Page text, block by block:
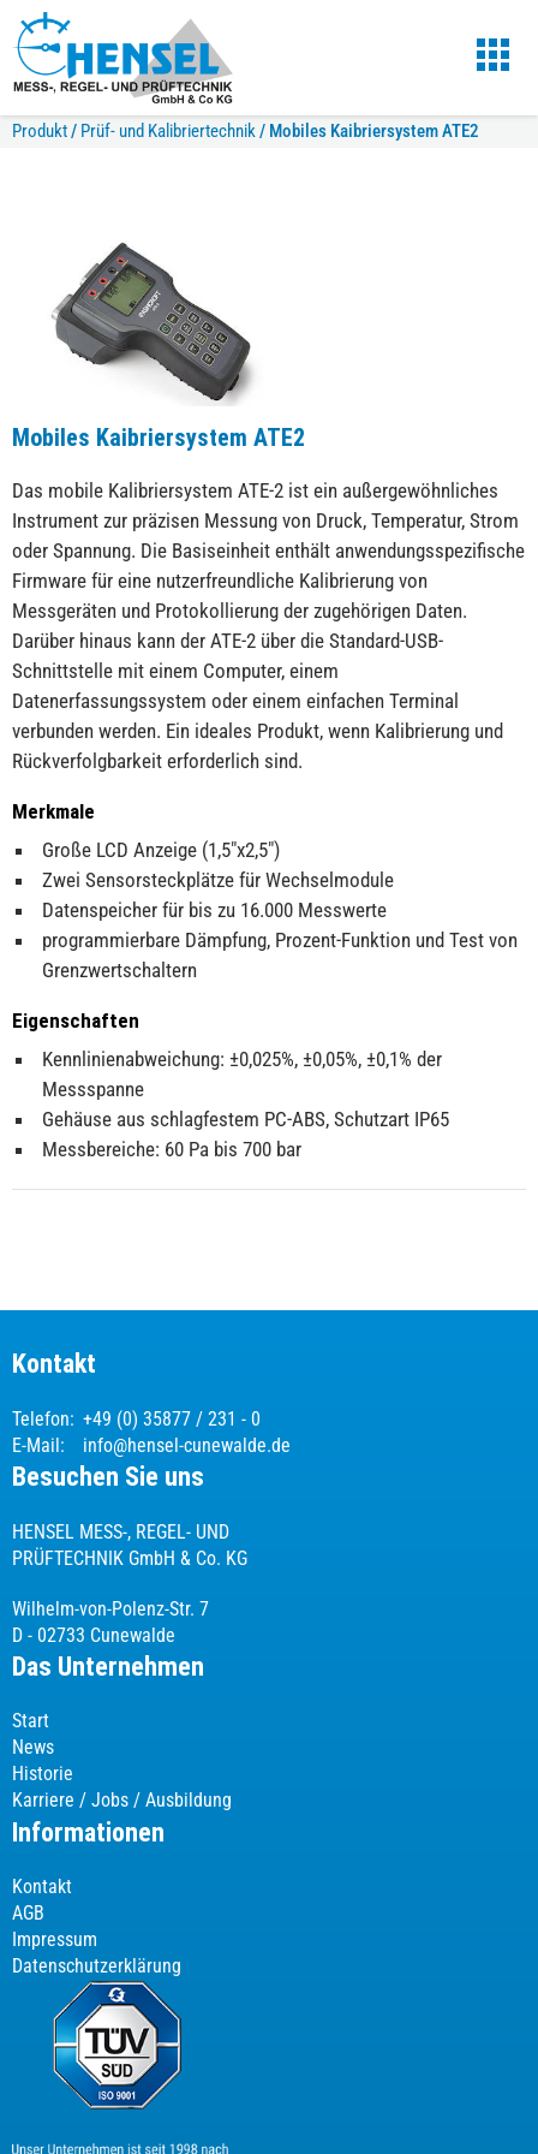
Produkt/ Prüf- und Kalibriertechnik/ Mobiles Kaibriersystem ATE2
Mobiles Kaibriersystem ATE2
Das mobile Kalibriersystem ATE-2 ist ein außergewöhnliches
Instrument zur präzisen Messung von Druck, Temperatur, Strom
oder Spannung. Die Basiseinheit enthält anwendungsspezifische
Firmware für eine nutzerfreundliche Kalibrierung von
Messgeräten und Protokollierung der zugehörigen Daten.
Darüber hinaus kann der ATE-2 über die Standard-USB-
Schnittstelle mit einem Computer, einem
Datenerfassungssystem oder einem einfachen Terminal
verbunden werden. Ein ideales Produkt, wenn Kalibrierung und
Rückverfolgbarkeit erforderlich sind.
Merkmale
Große LCD Anzeige (1,5″x2,5″)
Zwei Sensorsteckplätze für Wechselmodule
Datenspeicher für bis zu 16.000 Messwerte
programmierbare Dämpfung, Prozent-Funktion und Test von
Grenzwertschaltern
Eigenschaften
Kennlinienabweichung: ±0,025%, ±0,05%, ±0,1% der
Messspanne
Gehäuse aus schlagfestem PC-ABS, Schutzart IP65
Messbereiche: 60 Pa bis 700 bar
Kontakt
Telefon: +49 (0) 35877 / 231 - 0
E-Mail:
info@hensel-cunewalde.de
Besuchen Sie uns
HENSEL MESS-, REGEL- UND
PRÜFTECHNIK GmbH & Co. KG
Wilhelm-von-Polenz-Str. 7
D - 02733 Cunewalde
Das Unternehmen
Start
News
Historie
Karriere / Jobs / Ausbildung
Informationen
Kontakt
AGB
Impressum
Datenschutzerklärung